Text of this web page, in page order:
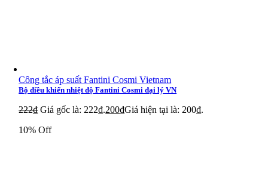
Công tắc áp suất Fantini Cosmi Vietnam
Bộ điều khiển nhiệt độ Fantini Cosmi đại lý VN
222₫ Giá gốc là: 222₫.200₫Giá hiện tại là: 200₫.
10% Off